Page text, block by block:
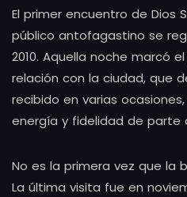
El primer encuentro de Dios
público antofagastino se
2010. Aquella noche marcó
relación con la ciudad, que
recibido en varias
energía y fidelidad de parte
No es la primera vez que la
La última visita fue en